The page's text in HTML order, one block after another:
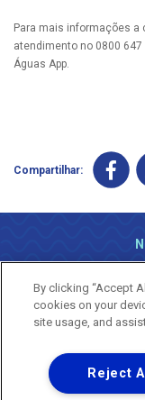
Para mais informações
atendimento no 0800
Águas App.
Compartilhar:
By clicking “Accept
cookies on your
site usage, and
Reject All